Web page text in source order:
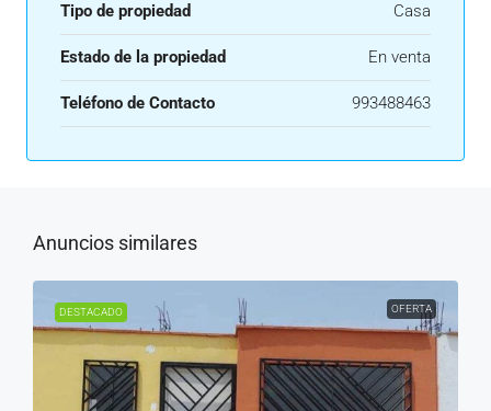
Tipo de propiedad Casa
Estado de la propiedad En venta
Teléfono de Contacto 993488463
Anuncios similares
DESTACADO OFERTA